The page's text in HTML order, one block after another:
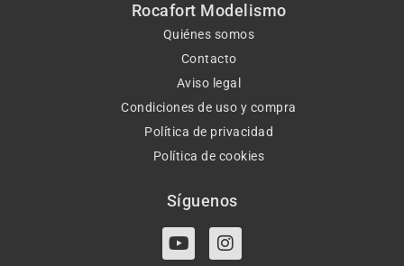
Rocafort Modelismo
Quiénes somos
Contacto
Aviso legal
Condiciones de uso y compra
Política de privacidad
Política de cookies
Síguenos
Y
o
I
n